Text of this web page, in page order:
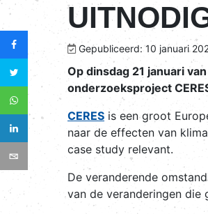
Gepubliceerd: 10 januari
Op dinsdag 21 januari
onderzoeksproject
CERES is een groot
naar de effecten van
case study relevant.
De veranderende
van de veranderingen die